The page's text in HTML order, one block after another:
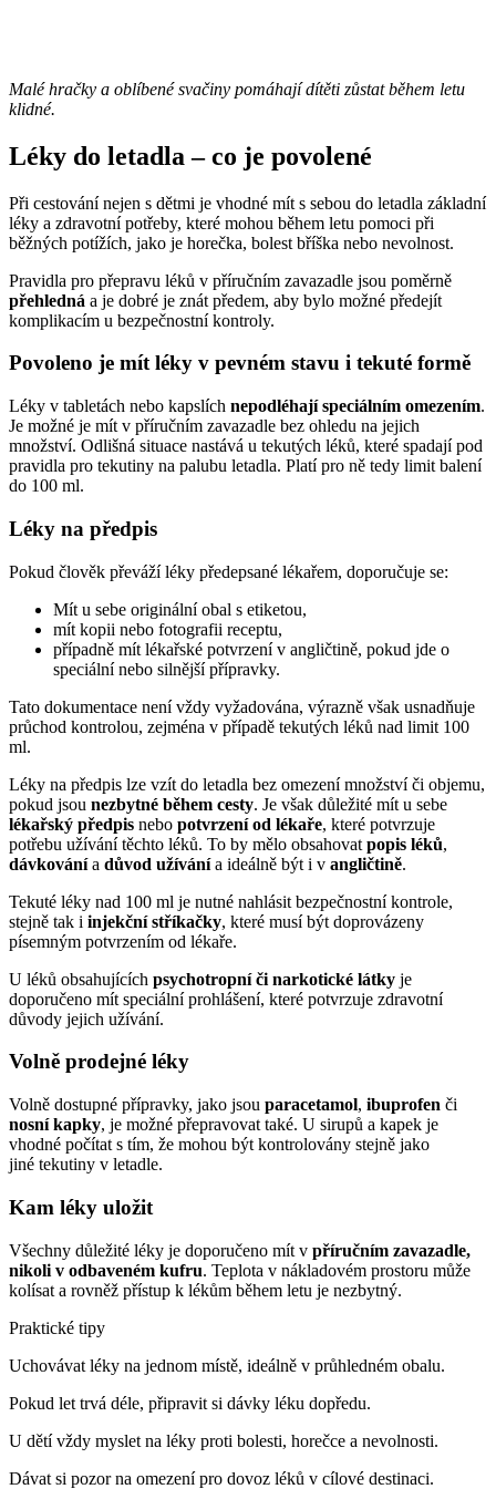
Malé hračky a oblíbené svačiny pomáhají dítěti zůstat během letu
klidné.
Léky do letadla – co je povolené
Při cestování nejen s dětmi je vhodné mít s sebou do letadla základní
léky a zdravotní potřeby, které mohou během letu pomoci při
běžných potížích, jako je horečka, bolest bříška nebo nevolnost.
Pravidla pro přepravu léků v příručním zavazadle jsou poměrně
přehledná a je dobré je znát předem, aby bylo možné předejít
komplikacím u bezpečnostní kontroly.
Povoleno je mít léky v pevném stavu i tekuté formě
Léky v tabletách nebo kapslích nepodléhají speciálním omezením.
Je možné je mít v příručním zavazadle bez ohledu na jejich
množství. Odlišná situace nastává u tekutých léků, které spadají pod
pravidla pro tekutiny na palubu letadla. Platí pro ně tedy limit balení
do 100 ml.
Léky na předpis
Pokud člověk převáží léky předepsané lékařem, doporučuje se:
Mít u sebe originální obal s etiketou,
mít kopii nebo fotografii receptu,
případně mít lékařské potvrzení v angličtině, pokud jde o
speciální nebo silnější přípravky.
Tato dokumentace není vždy vyžadována, výrazně však usnadňuje
průchod kontrolou, zejména v případě tekutých léků nad limit 100
ml.
Léky na předpis lze vzít do letadla bez omezení množství či objemu,
pokud jsou nezbytné během cesty. Je však důležité mít u sebe
lékařský předpis nebo potvrzení od lékaře, které potvrzuje
potřebu užívání těchto léků. To by mělo obsahovat popis léků,
dávkovánía důvod užívánía ideálně být i v angličtině.
Tekuté léky nad 100 ml je nutné nahlásit bezpečnostní kontrole,
stejně tak i injekční stříkačky, které musí být doprovázeny
písemným potvrzením od lékaře.
U léků obsahujících psychotropní či narkotické látky je
doporučeno mít speciální prohlášení, které potvrzuje zdravotní
důvody jejich užívání.
Volně prodejné léky
Volně dostupné přípravky, jako jsou paracetamol, ibuprofen či
nosní kapky, je možné přepravovat také. U sirupů a kapek je
vhodné počítat s tím, že mohou být kontrolovány stejně jako
jiné tekutiny v letadle.
Kam léky uložit
Všechny důležité léky je doporučeno mít v příručním zavazadle,
nikoli v odbaveném kufru. Teplota v nákladovém prostoru může
kolísat a rovněž přístup k lékům během letu je nezbytný.
Praktické tipy
Uchovávat léky na jednom místě, ideálně v průhledném obalu.
Pokud let trvá déle, připravit si dávky léku dopředu.
U dětí vždy myslet na léky proti bolesti, horečce a nevolnosti.
Dávat si pozor na omezení pro dovoz léků v cílové destinaci.